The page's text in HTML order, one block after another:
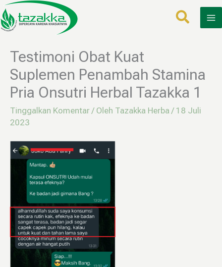
Lewati
ke
konten
Testimoni Obat Kuat
Suplemen Penambah Stamina
Pria Onsutri Herbal Tazakka 1
Tinggalkan Komentar / Oleh Tazakka Herba / 18 Juli
2023